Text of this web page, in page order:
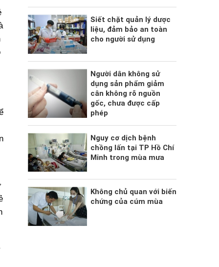
Siết chặt quản lý dược
liệu, đảm bảo an toàn
cho người sử dụng
Người dân không sử
dụng sản phẩm giảm
cân không rõ nguồn
gốc, chưa được cấp
phép
Nguy cơ dịch bệnh
chồng lấn tại TP Hồ Chí
Minh trong mùa mưa
Không chủ quan với biến
chứng của cúm mùa